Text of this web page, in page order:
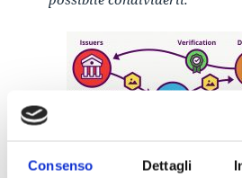
Consenso Dettagli
L’elemento innovativo